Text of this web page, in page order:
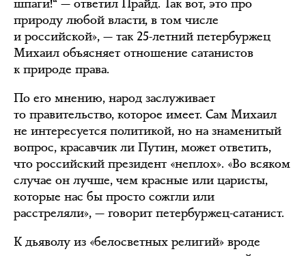
природу любой власти, в том числе
и российской», — так 25-летний петербуржец
Михаил объясняет отношение сатанистов
к природе права.
По его мнению, народ заслуживает
то правительство, которое имеет. Сам Михаил
не интересуется политикой, но на знаменитый
вопрос, красавчик ли Путин, может ответить,
что российский президент «неплох». «Во всяком
случае он лучше, чем красные или царисты,
которые нас бы просто сожгли или
расстреляли», — говорит петербуржец-сатанист.
К дьяволу из «белосветных религий» вроде